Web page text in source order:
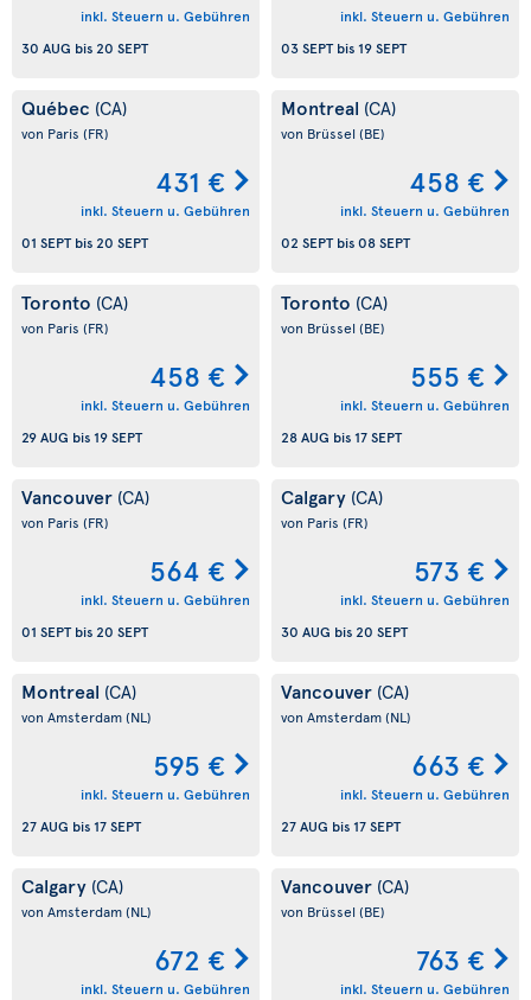
inkl. Steuern u. Gebühren
30 AUG bis20 SEPT
inkl. Steuern u. Gebühren
03 SEPTbis 19 SEPT
Québec (CA)
von Paris (FR)
431 €
inkl. Steuern u. Gebühren
01 SEPTbis20 SEPT
Montreal (CA)
von Brüssel (BE)
458 €
inkl. Steuern u. Gebühren
02 SEPTbis08 SEPT
Toronto (CA)
von Paris (FR)
458 €
inkl. Steuern u. Gebühren
29 AUG bis 19 SEPT
Toronto (CA)
von Brüssel (BE)
555 €
inkl. Steuern u. Gebühren
28 AUG bis 17 SEPT
Vancouver (CA)
von Paris (FR)
564 €
inkl. Steuern u. Gebühren
01 SEPTbis20 SEPT
Calgary (CA)
von Paris (FR)
573 €
inkl. Steuern u. Gebühren
30 AUG bis20 SEPT
Montreal (CA)
von Amsterdam(NL)
595 €
inkl. Steuern u. Gebühren
27 AUG bis 17 SEPT
Vancouver (CA)
von Amsterdam(NL)
663 €
inkl. Steuern u. Gebühren
27 AUG bis 17 SEPT
Calgary (CA)
von Amsterdam(NL)
672 €
inkl. Steuern u. Gebühren
Vancouver (CA)
von Brüssel (BE)
763 €
inkl. Steuern u. Gebühren